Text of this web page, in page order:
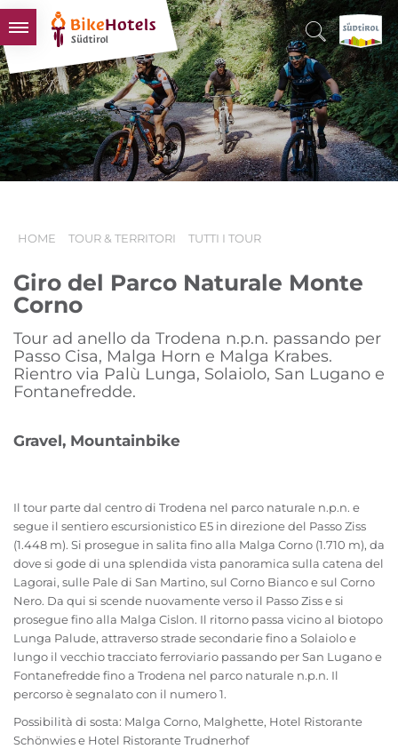
BIKEHOTELS
HOTELS & PACCHETTI
TOUR & TERRITORI
L'ALTO ADIGE & NOI
HOME TOUR & TERRITORI TUTTI I TOUR
Giro del Parco Naturale Monte
Corno
Tour ad anello da Trodena n.p.n. passando per
Passo Cisa, Malga Horn e Malga Krabes.
Rientro via Palù Lunga, Solaiolo, San Lugano e
Fontanefredde.
Gravel, Mountainbike
Il tour parte dal centro di Trodena nel parco naturale n.p.n. e
segue il sentiero escursionistico E5 in direzione del Passo Ziss
(1.448 m). Si prosegue in salita fino alla Malga Corno (1.710 m), da
dove si gode di una splendida vista panoramica sulla catena del
Lagorai, sulle Pale di San Martino, sul Corno Bianco e sul Corno
Nero. Da qui si scende nuovamente verso il Passo Ziss e si
prosegue fino alla Malga Cislon. Il ritorno passa vicino al biotopo
Lunga Palude, attraverso strade secondarie fino a Solaiolo e
lungo il vecchio tracciato ferroviario passando per San Lugano e
Fontanefredde fino a Trodena nel parco naturale n.p.n. Il
percorso è segnalato con il numero 1.
Possibilità di sosta: Malga Corno, Malghette, Hotel Ristorante
Schönwies e Hotel Ristorante Trudnerhof